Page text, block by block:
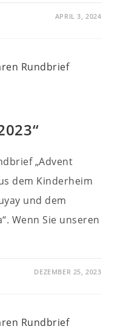
APRIL 3, 2024
„Advent
dem Kinderheim
und dem
Wenn Sie unseren
DEZEMBER 25, 2023